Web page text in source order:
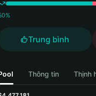
%
Trung bình
Thông tin Thịnh